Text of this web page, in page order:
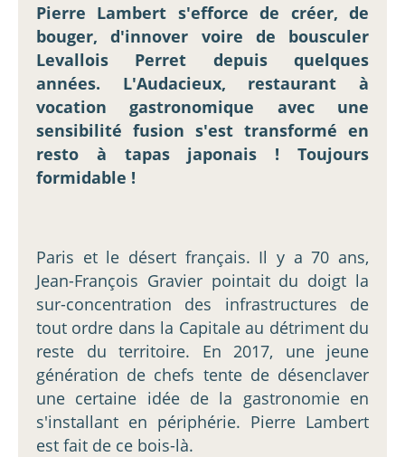
Pierre Lambert s'efforce de créer, de
bouger, d'innover voire de bousculer
Levallois Perret depuis quelques
années. L'Audacieux, restaurant à
vocation gastronomique avec une
sensibilité fusion s'est transformé en
resto à tapas japonais ! Toujours
formidable !
Paris et le désert français. Il y a 70 ans,
Jean-François Gravier pointait du doigt la
sur-concentration des infrastructures de
tout ordre dans la Capitale au détriment du
reste du territoire. En 2017, une jeune
génération de chefs tente de désenclaver
une certaine idée de la gastronomie en
s'installant en périphérie. Pierre Lambert
est fait de ce bois-là.